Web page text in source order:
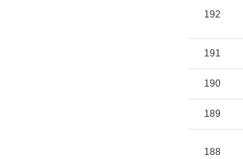
192
191
190
189
188